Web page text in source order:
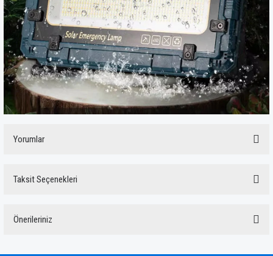
Yorumlar
Taksit Seçenekleri
Önerileriniz